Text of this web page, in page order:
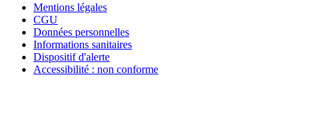
Mentions légales
CGU
Données personnelles
Informations sanitaires
Dispositif d'alerte
Accessibilité : non conforme